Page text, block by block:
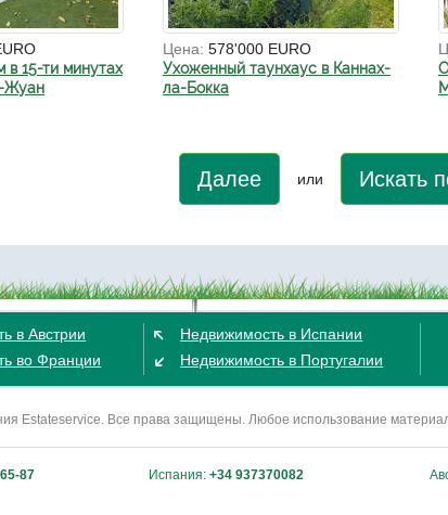
15-ти минутах
Жуан
Цена: 578'000 EURO
Ухоженный таунхаус в Каннах-
ла-Бокка
Далее или Искать
в Австрии
во Франции
Недвижимость в Испании
Недвижимость в Португалии
Estateservice. Все права защищены. Любое использование
87 Испания: +34 937370082